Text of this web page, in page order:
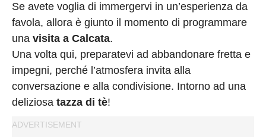
Policy
Cookies
Policy
Cambia
Impostazioni
Privacy
Policy
Se avete voglia di immergervi in un’esperienza da
favola, allora è giunto il momento di programmare
una visita a Calcata.
Una volta qui, preparatevi ad abbandonare fretta e
impegni, perché l’atmosfera invita alla
conversazione e alla condivisione. Intorno ad una
deliziosa tazza di tè!